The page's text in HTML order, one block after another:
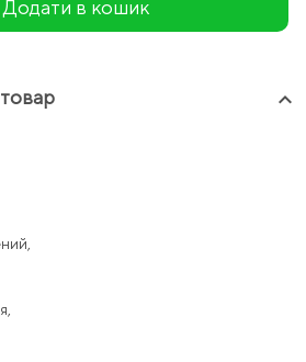
Додати в кошик
keyboard_arrow_up